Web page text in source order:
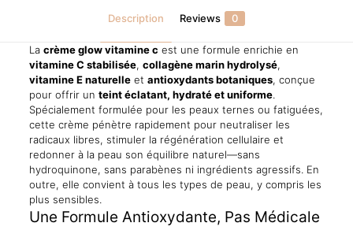
1X
quantity
Description Reviews 0
La crème glow vitamine c est une formule enrichie en
vitamine C stabilisée, collagène marin hydrolysé,
vitamine E naturelleet antioxydants botaniques, conçue
pour offrir un teint éclatant, hydraté et uniforme.
Spécialement formulée pour les peaux ternes ou fatiguées,
cette crème pénètre rapidement pour neutraliser les
radicaux libres, stimuler la régénération cellulaire et
redonner à la peau son équilibre naturel—sans
hydroquinone, sans parabènes ni ingrédients agressifs. En
outre, elle convient à tous les types de peau, y compris les
plus sensibles.
Une Formule Antioxydante, Pas Médicale